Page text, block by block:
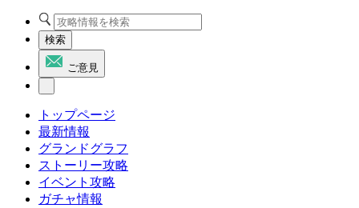
検索
ご意見
トップページ
最新情報
グランドグラフ
ストーリー攻略
イベント攻略
ガチャ情報